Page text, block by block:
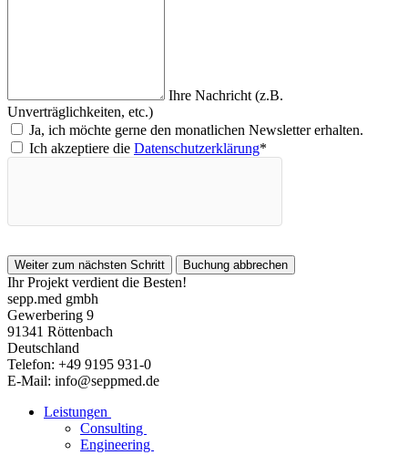
Ihre Nachricht (z.B.
Unverträglichkeiten, etc.)
Ja, ich möchte gerne den monatlichen Newsletter erhalten.
Ich akzeptiere die Datenschutzerklärung*
Ihr Projekt verdient die Besten!
sepp.med gmbh
Gewerbering 9
91341 Röttenbach
Deutschland
Telefon: +49 9195 931-0
E-Mail: info@seppmed.de
Leistungen
Consulting
Engineering